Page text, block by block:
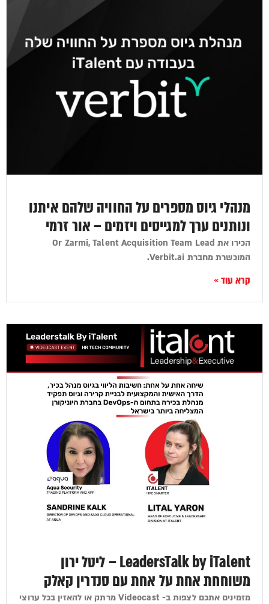
מנהלי גיוס מספרים על החוויה שלהם איתנו
ונותנים ערך למגייסים ויזמים – אור זרמי
הכירו את Or Zarmi, Talent Acquisition Team Lead
המוכשרת מחברת Verbit.ai.
קרא עוד »
LeadersTalk by iTalent – ליטל ירון
משוחחת אחת על אחת עם סנדרין קאלק
מזמינים אתכם לצפות ב- Videocast מרתק או להאזין בכל ערוצי